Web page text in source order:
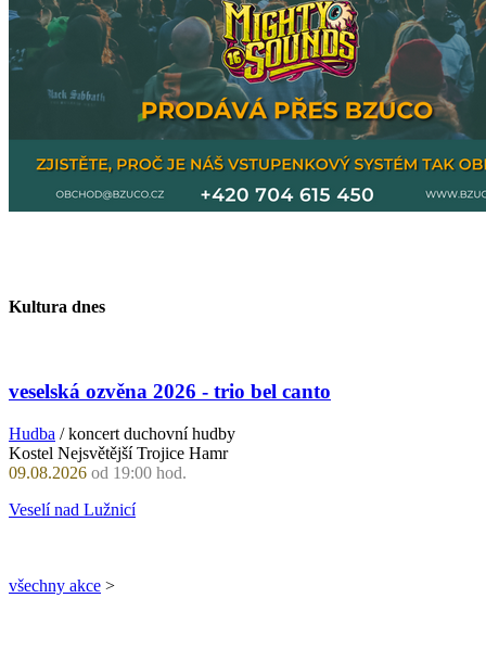
Kultura dnes
veselská ozvěna 2026 - trio bel canto
Hudba / koncert duchovní hudby
Kostel Nejsvětější Trojice Hamr
09.08.2026 od 19:00 hod.
Veselí nad Lužnicí
všechny akce >